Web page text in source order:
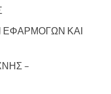
ΕΦΑΡΜΟΓΩΝ ΚΑΙ
–